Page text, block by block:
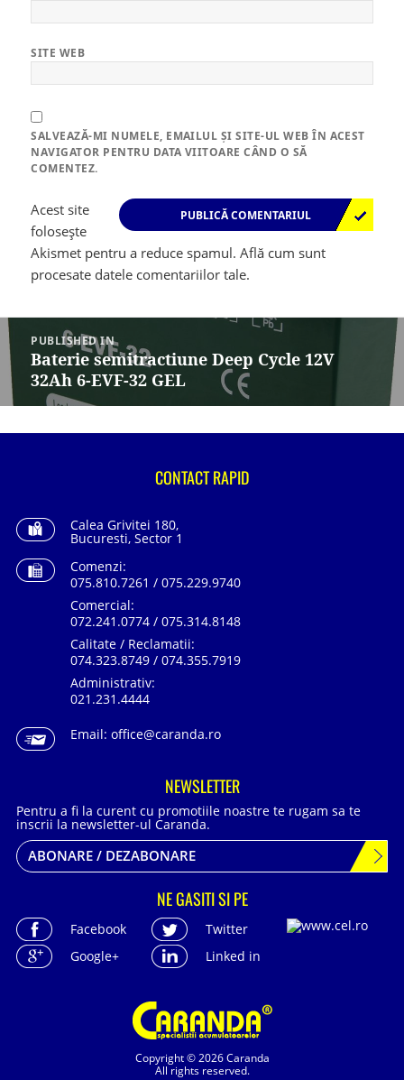
SITE WEB
SALVEAZĂ-MI NUMELE, EMAILUL ȘI SITE-UL WEB ÎN ACEST
NAVIGATOR PENTRU DATA VIITOARE CÂND O SĂ
COMENTEZ.
Acest site
folosește
Akismet pentru a reduce spamul.Află cum sunt
procesate datele comentariilor tale.
Navigare
în
articole
PUBLISHED IN
Baterie semitractiune Deep Cycle 12V
32Ah 6-EVF-32 GEL
Copyright © 2026 Caranda
All rights reserved.
CONTACT RAPID
Calea Grivitei 180,
Bucuresti, Sector 1
Comenzi:
075.810.7261 / 075.229.9740
Comercial:
072.241.0774 / 075.314.8148
Calitate / Reclamatii:
074.323.8749 / 074.355.7919
Administrativ:
021.231.4444
Email: office@caranda.ro
NEWSLETTER
Pentru a fi la curent cu promotiile noastre te rugam sa te
inscrii la newsletter-ul Caranda.
ABONARE / DEZABONARE
NE GASITI SI PE
Facebook
Twitter
Google+
Linked in